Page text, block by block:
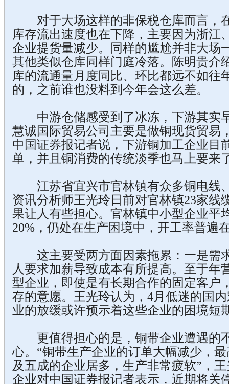
对于大场这样的非保税仓库而言，
库存流出速度也在下降，主要因为浙江
企业提货量减少。同样的尴尬并非大场
其他类似仓库同样门庭冷落。陈明贵介
库的流通量月度同比、环比都远不如往
的，之前谁也没料到今年会这么差。
中游仓储感受到了冰冻，下游其实
慧诚国际贸易公司主要是做铜现货贸易
中国证券报记者说，下游铜加工企业目
单，并且铜消费的传统淡季也马上要来
江苏省宜兴市官林镇有众多铜电线
资讯分析师王光玲日前对官林镇23家线
果让人有些担心。官林镇中小型企业平
20%，仍处在生产困境中，开工率普遍
这主要受两方面因素拖累：一是需
人要求加薪导致成本有所提高。至于年
型企业，即使是有长期合作的固定客户
存的意愿。王光玲认为，4月低迷的国
业的放缓或许预示着这些企业的困境短
更值得担心的是，铜带企业遭遇的
心。“铜带生产企业的订单大幅减少，
及五成的企业居多，生产非常疲软”，
企业对中国证券报记者表示，近期将关